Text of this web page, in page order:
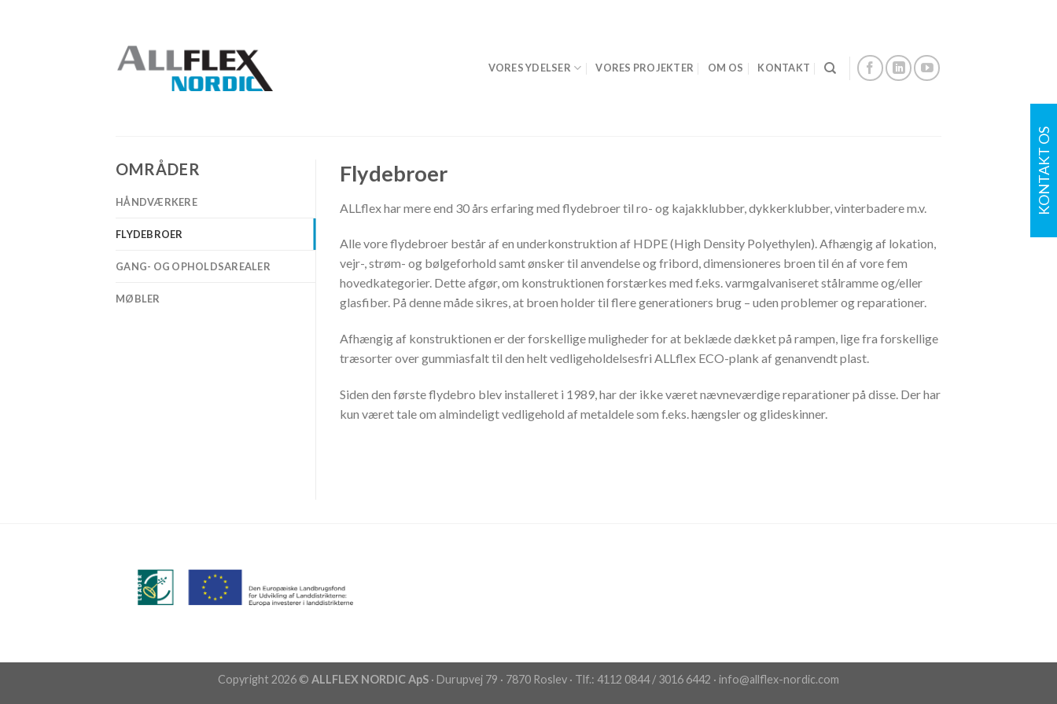
VORES YDELSER VORES PROJEKTER OM OS KONTAKT
OMRÅDER
HÅNDVÆRKERE
FLYDEBROER
GANG- OG OPHOLDSAREALER
MØBLER
Flydebroer
ALLflex har mere end 30 års erfaring med flydebroer til ro- og kajakklubber, dykkerklubber, vinterbadere m.v.
Alle vore flydebroer består af en underkonstruktion af HDPE (High Density Polyethylen). Afhængig af lokation,
vejr-, strøm- og bølgeforhold samt ønsker til anvendelse og fribord, dimensioneres broen til én af vore fem
hovedkategorier. Dette afgør, om konstruktionen forstærkes med f.eks. varmgalvaniseret stålramme og/eller
glasfiber. På denne måde sikres, at broen holder til flere generationers brug – uden problemer og reparationer.
Afhængig af konstruktionen er der forskellige muligheder for at beklæde dækket på rampen, lige fra forskellige
træsorter over gummiasfalt til den helt vedligeholdelsesfri ALLflex ECO-plank af genanvendt plast.
Siden den første flydebro blev installeret i 1989, har der ikke været nævneværdige reparationer på disse. Der har
kun været tale om almindeligt vedligehold af metaldele som f.eks. hængsler og glideskinner.
Copyright 2026 © ALLFLEX NORDIC ApS · Durupvej 79 · 7870 Roslev · Tlf.: 4112 0844 / 3016 6442 · info@allflex-nordic.com
KONTAKT OS